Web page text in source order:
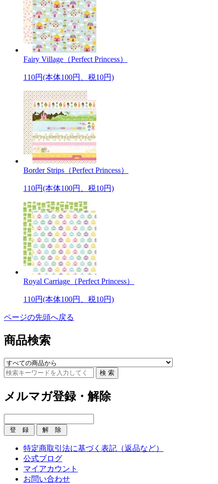
Fairy Village（Perfect Princess）
110円(本体100円、税10円)
Border Strips（Perfect Princess）
110円(本体100円、税10円)
Royal Carriage（Perfect Princess）
110円(本体100円、税10円)
ページの先頭へ戻る
商品検索
メルマガ登録・解除
特定商取引法に基づく表記（返品など）
公式ブログ
マイアカウント
お問い合わせ